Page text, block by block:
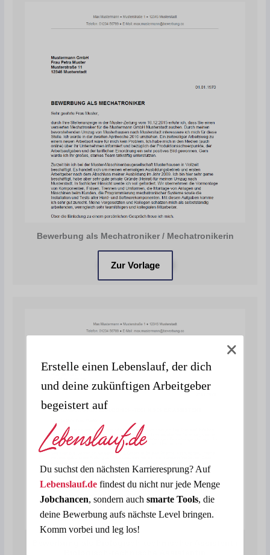
Bewerbung als Mechatroniker / Mechatronikerin
Zur Vorlage
Erstelle einen Lebenslauf, der dich
und deine zukünftigen Arbeitgeber
begeistert auf
Du suchst den nächsten Karrieresprung? Auf
Lebenslauf.defindest du nicht nur jede Menge
Jobchancen, sondern auch smarte Tools, die
deine Bewerbung aufs nächste Level bringen.
Komm vorbei und leg los!